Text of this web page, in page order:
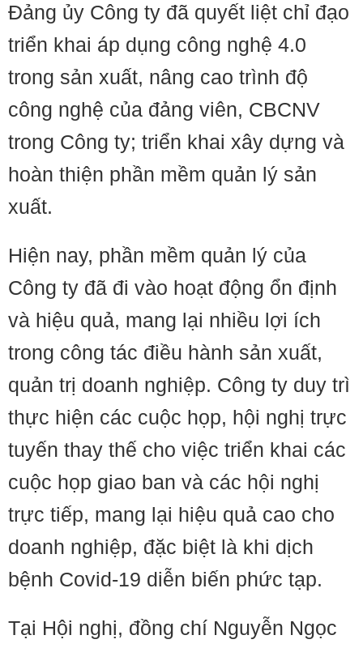
Đảng ủy Công ty đã quyết liệt chỉ đạo
triển khai áp dụng công nghệ 4.0
trong sản xuất, nâng cao trình độ
công nghệ của đảng viên, CBCNV
trong Công ty; triển khai xây dựng và
hoàn thiện phần mềm quản lý sản
xuất.
Hiện nay, phần mềm quản lý của
Công ty đã đi vào hoạt động ổn định
và hiệu quả, mang lại nhiều lợi ích
trong công tác điều hành sản xuất,
quản trị doanh nghiệp. Công ty duy trì
thực hiện các cuộc họp, hội nghị trực
tuyến thay thế cho việc triển khai các
cuộc họp giao ban và các hội nghị
trực tiếp, mang lại hiệu quả cao cho
doanh nghiệp, đặc biệt là khi dịch
bệnh Covid-19 diễn biến phức tạp.
Tại Hội nghị, đồng chí Nguyễn Ngọc